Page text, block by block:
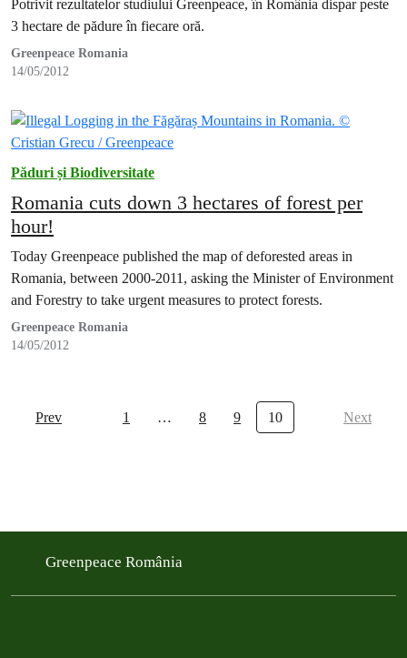
Potrivit rezultatelor studiului Greenpeace, în România dispar peste
3 hectare de pădure în fiecare oră.
Greenpeace Romania
14/05/2012
Păduri și Biodiversitate
Romania cuts down 3 hectares of forest per
hour!
Today Greenpeace published the map of deforested areas in
Romania, between 2000-2011, asking the Minister of Environment
and Forestry to take urgent measures to protect forests.
Greenpeace Romania
14/05/2012
Prev 1 … 8 9 10 Next
Greenpeace România